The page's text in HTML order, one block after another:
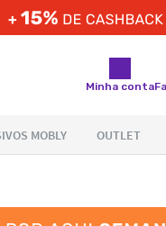
Minha conta